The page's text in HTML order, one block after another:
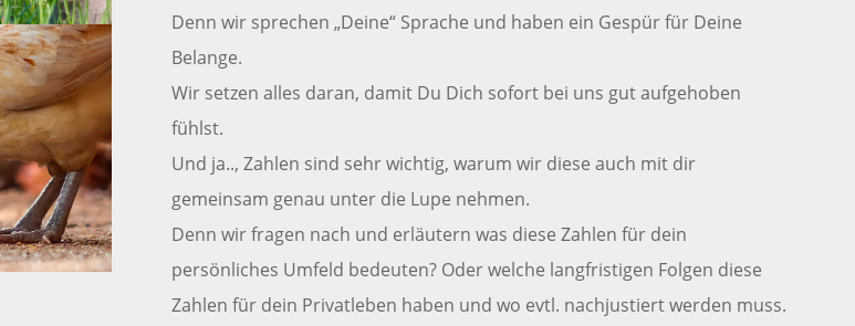
Denn wir sprechen „Deine“ Sprache und haben ein Gespür für Deine
Belange.
Wir setzen alles daran, damit Du Dich sofort bei uns gut aufgehoben
fühlst.
Und ja.., Zahlen sind sehr wichtig, warum wir diese auch mit dir
gemeinsam genau unter die Lupe nehmen.
Denn wir fragen nach und erläutern was diese Zahlen für dein
persönliches Umfeld bedeuten? Oder welche langfristigen Folgen diese
Zahlen für dein Privatleben haben und wo evtl. nachjustiert werden muss.